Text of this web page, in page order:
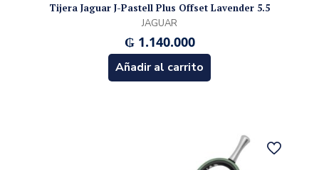
Tijera Jaguar J-Pastell Plus Offset Lavender 5.5
JAGUAR
₲1.140.000
Añadir al carrito